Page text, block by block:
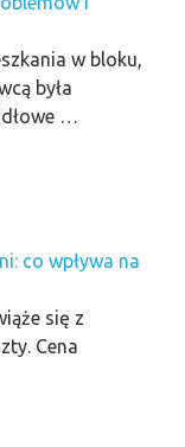
w bloku,
była
…
co wpływa na
się z
Cena